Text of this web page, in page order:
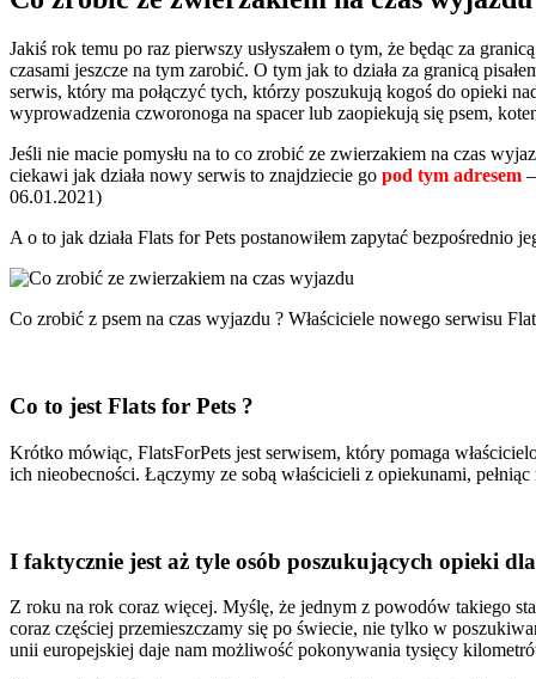
Jakiś rok temu po raz pierwszy usłyszałem o tym, że będąc za
czasami jeszcze na tym zarobić. O tym jak to działa za granicą
serwis, który ma połączyć tych, którzy poszukują kogoś do opieki
wyprowadzenia czworonoga na spacer lub zaopiekują się psem,
Jeśli nie macie pomysłu na to co zrobić ze zwierzakiem na czas
ciekawi jak działa nowy serwis to znajdziecie go pod tym adresem
06.01.2021)
A o to jak działa Flats for Pets postanowiłem zapytać bezpośrednio
Co zrobić z psem na czas wyjazdu ? Właściciele nowego serwisu
Co to jest Flats for Pets ?
Krótko mówiąc, FlatsForPets jest serwisem, który pomaga
ich nieobecności. Łączymy ze sobą właścicieli z opiekunami,
I faktycznie jest aż tyle osób poszukujących opieki
Z roku na rok coraz więcej. Myślę, że jednym z powodów takiego
coraz częściej przemieszczamy się po świecie, nie tylko w
unii europejskiej daje nam możliwość pokonywania tysięcy